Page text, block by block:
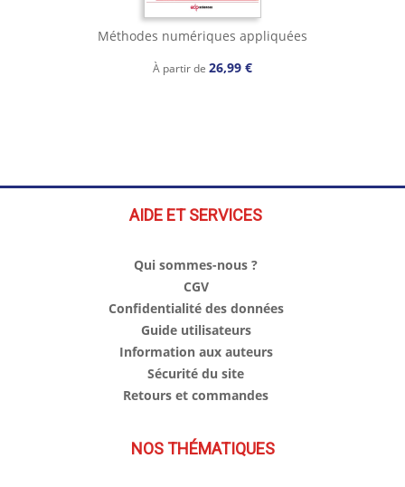
Méthodes numériques appliquées
À partir de 26,99 €
AIDE ET SERVICES
Qui sommes-nous ?
CGV
Confidentialité des données
Guide utilisateurs
Information aux auteurs
Sécurité du site
Retours et commandes
NOS THÉMATIQUES